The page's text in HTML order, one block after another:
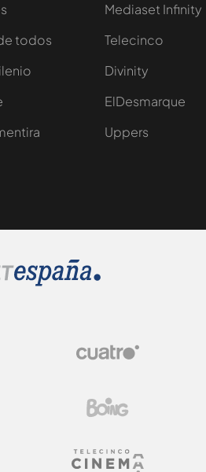
todos
Mediaset Infinity
Telecinco
Divinity
ElDesmarque
Uppers